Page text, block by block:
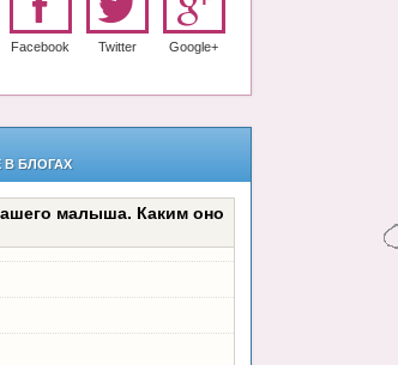
Facebook Twitter Google+
БЛОГАХ